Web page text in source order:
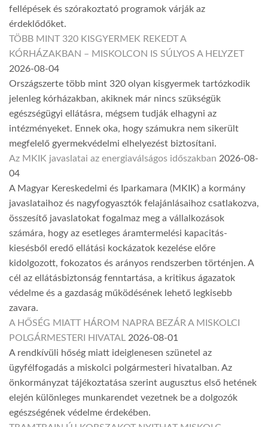
fellépések és szórakoztató programok várják az
érdeklődőket.
TÖBB MINT 320 KISGYERMEK REKEDT A
KÓRHÁZAKBAN – MISKOLCON IS SÚLYOS A HELYZET
2026-08-04
Országszerte több mint 320 olyan kisgyermek tartózkodik
jelenleg kórházakban, akiknek már nincs szükségük
egészségügyi ellátásra, mégsem tudják elhagyni az
intézményeket. Ennek oka, hogy számukra nem sikerült
megfelelő gyermekvédelmi elhelyezést biztosítani.
Az MKIK javaslatai az energiaválságos időszakban 2026-08-
04
A Magyar Kereskedelmi és Iparkamara (MKIK) a kormány
javaslataihoz és nagyfogyasztók felajánlásaihoz csatlakozva,
összesítő javaslatokat fogalmaz meg a vállalkozások
számára, hogy az esetleges áramtermelési kapacitás-
kiesésből eredő ellátási kockázatok kezelése előre
kidolgozott, fokozatos és arányos rendszerben történjen. A
cél az ellátásbiztonság fenntartása, a kritikus ágazatok
védelme és a gazdaság működésének lehető legkisebb
zavara.
A HŐSÉG MIATT HÁROM NAPRA BEZÁR A MISKOLCI
POLGÁRMESTERI HIVATAL 2026-08-01
A rendkívüli hőség miatt ideiglenesen szünetel az
ügyfélfogadás a miskolci polgármesteri hivatalban. Az
önkormányzat tájékoztatása szerint augusztus első hetének
elején különleges munkarendet vezetnek be a dolgozók
egészségének védelme érdekében.